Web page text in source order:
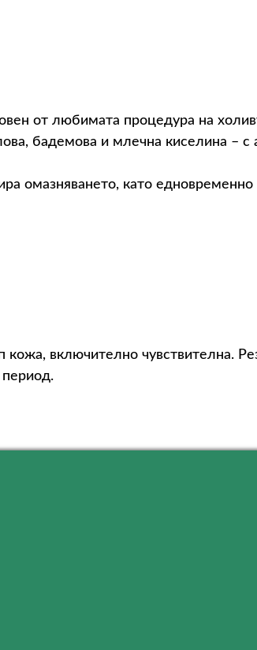
от любимата процедура на
бадемова и млечна киселина – с
омазняването, като едновременно
включително чувствителна.